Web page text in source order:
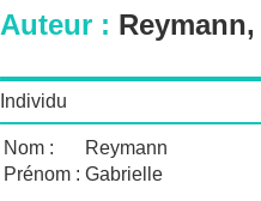
Auteur :
Individu
Nom :
Reymann
Prénom : Gabrielle